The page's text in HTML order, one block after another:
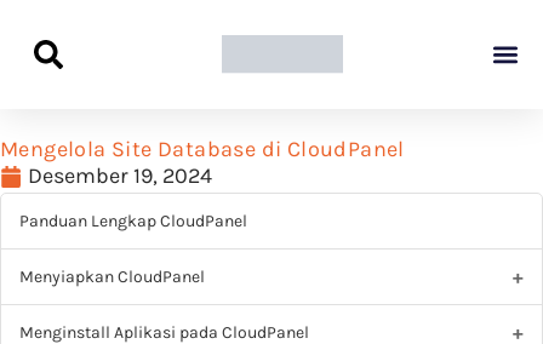
Mengelola Site Database di CloudPanel
Desember 19, 2024
Panduan Lengkap CloudPanel
Menyiapkan CloudPanel
Menginstall Aplikasi pada CloudPanel